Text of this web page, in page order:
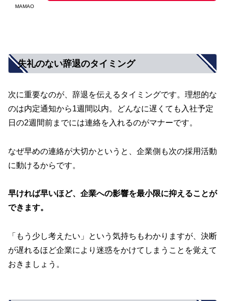
MAMAO
失礼のない辞退のタイミング
次に重要なのが、辞退を伝えるタイミングです。理想的な
のは内定通知から1週間以内。どんなに遅くても入社予定
日の2週間前までには連絡を入れるのがマナーです。
なぜ早めの連絡が大切かというと、企業側も次の採用活動
に動けるからです。
早ければ早いほど、企業への影響を最小限に抑えることが
できます。
「もう少し考えたい」という気持ちもわかりますが、決断
が遅れるほど企業により迷惑をかけてしまうことを覚えて
おきましょう。